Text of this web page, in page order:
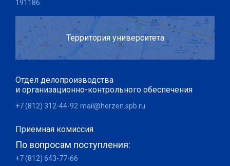
191186
Территория университета
Отдел делопроизводства
и организационно-контрольного обеспечения
+7 (812) 312-44-92 mail@herzen.spb.ru
Приемная комиссия
По вопросам поступления:
+7 (812) 643-77-66